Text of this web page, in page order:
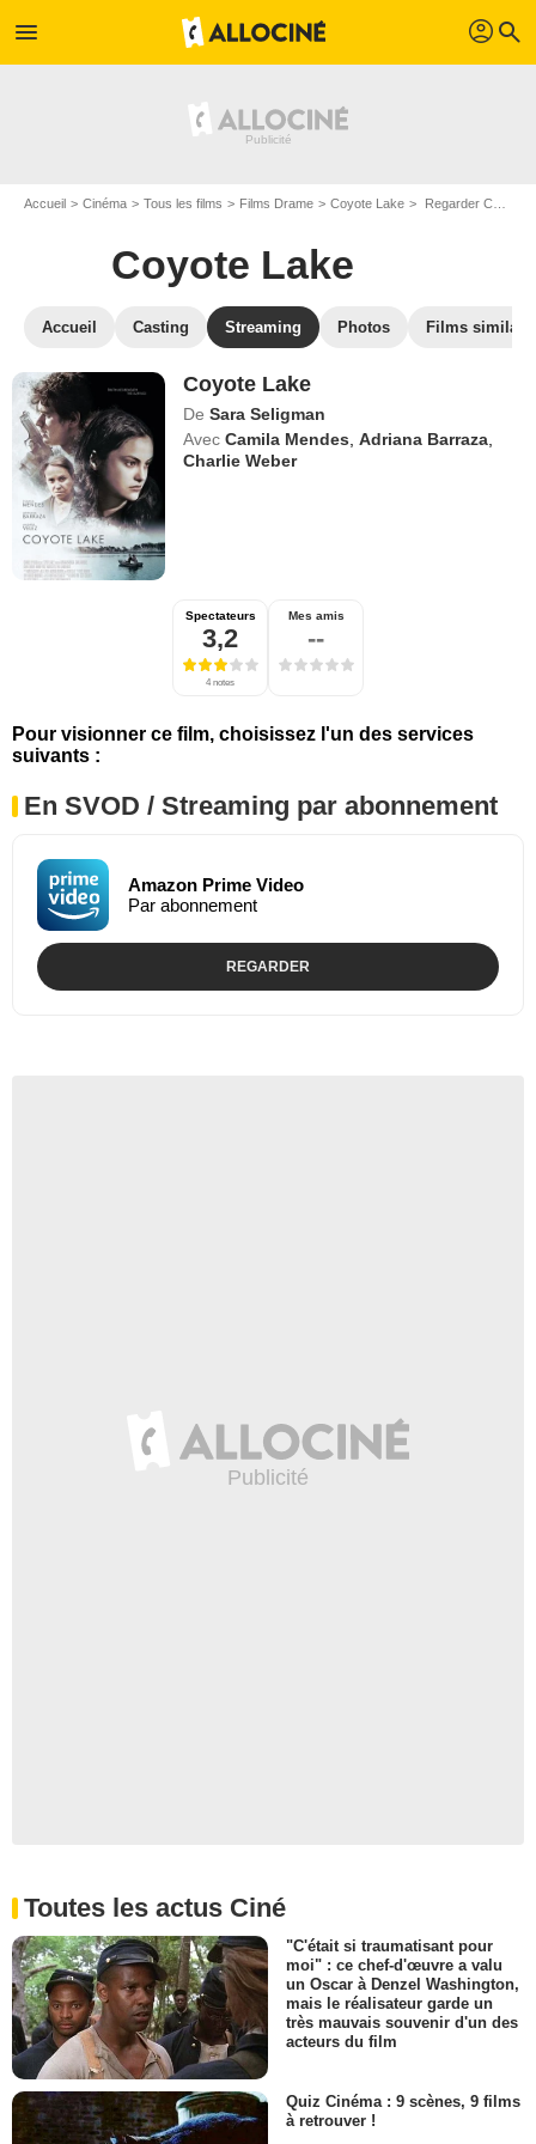
menu profil search
Accueil Cinéma Tous les films Films Drame Coyote Lake Regarder Coyote Lake en SVOD
Coyote Lake
Accueil Casting Streaming Photos Films
Coyote Lake
De Sara Seligman
Avec Camila Mendes ,Adriana Barraza
Charlie Weber
Spectateurs
3,2
4 notes
Mes amis
--
Pour visionner ce film, choisissez l'un des services
suivants :
En SVOD / Streaming par abonnement
Amazon Prime Video
Par abonnement
REGARDER
Toutes les actus Ciné
"C'était si traumatisant pour
moi" : ce chef-d'œuvre a valu
un Oscar à Denzel Washington,
mais le réalisateur garde un
très mauvais souvenir d'un des
acteurs du film
Quiz Cinéma : 9 scènes, 9 films
à retrouver !